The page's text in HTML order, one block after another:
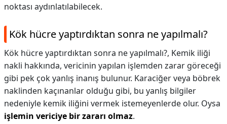
noktası aydınlatılabilecek.
Kök hücre yaptırdıktan sonra ne yapılmalı?
Kök hücre yaptırdıktan sonra ne yapılmalı?, Kemik iliği
nakli hakkında, vericinin yapılan işlemden zarar göreceği
gibi pek çok yanlış inanış bulunur. Karaciğer veya böbrek
naklinden kaçınanlar olduğu gibi, bu yanlış bilgiler
nedeniyle kemik iliğini vermek istemeyenlerde olur. Oysa
işlemin vericiye bir zararı olmaz.